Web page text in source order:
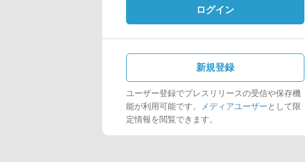
ログイン
新規登録
ユーザー登録でプレスリリースの受信や保存機
能が利用可能です。
メディアユーザーとして限
定情報を閲覧できます。